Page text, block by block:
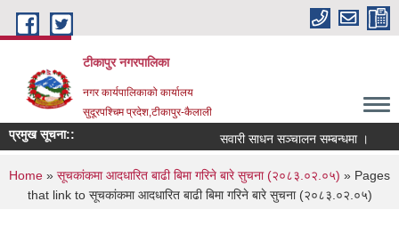
Skip to main content
टीकापुर नगरपालिका
नगर कार्यपालिकाको कार्यालय
सुदूरपश्चिम प्रदेश,टीकापुर-कैलाली
प्रमुख सूचना:: सवारी साधन सञ्चालन सम्बन्धमा ।
You are here
Home » सूचकांकमा आदधारित बाढी बिमा गरिने बारे सुचना (२०८३.०२.०५) » Pages
that link to सूचकांकमा आदधारित बाढी बिमा गरिने बारे सुचना (२०८३.०२.०५)